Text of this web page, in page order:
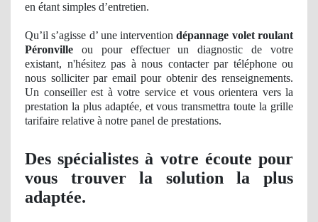
en étant simples d’entretien.
Qu’il s’agisse d’ une interventiondépannage volet roulant
Péronville ou pour effectuerundiagnostic de votre
existant, n'hésitez pas à nous contacterpar téléphone ou
nous solliciter par email pour obtenir des renseignements.
Un conseiller est à votre service et vous orientera vers la
prestation la plus adaptée, et vous transmettra toute la grille
tarifaire relative à notre panel de prestations.
Des spécialistes à votre écoute pour
vous trouver la solution la plus
adaptée.